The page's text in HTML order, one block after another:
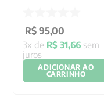
R$ 95,00
3x de R$ 31,66 sem
juros
ADICIONAR AO
CARRINHO